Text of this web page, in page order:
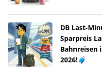
DB Last-
Sparpreis
Bahnreisen
2026!🧳